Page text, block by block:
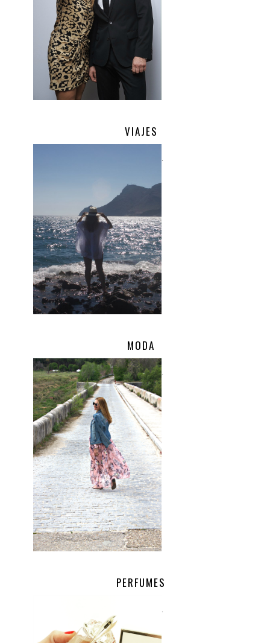
VIAJES
.
MODA
.
PERFUMES
.